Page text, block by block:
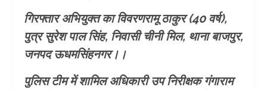
गिरफ्तार अभियुक्त का विवरणरामू ठाकुर (40 वर्ष),
पुत्र सुरेश पाल सिंह, निवासी चीनी मिल, थाना बाजपुर,
जनपद ऊधमसिंहनगर।।
पुलिस टीम में शामिल अधिकारी उप निरीक्षक गंगाराम